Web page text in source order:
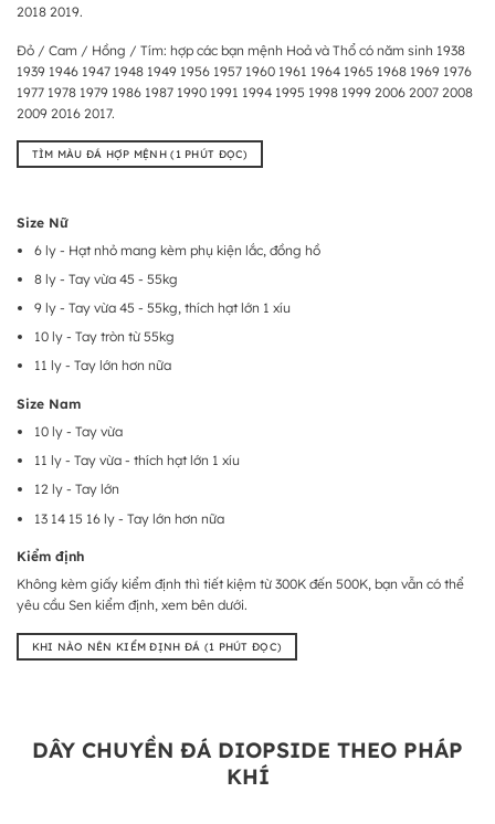
2018 2019.
Đỏ / Cam / Hồng / Tím: hợp các bạn mệnh Hoả và Thổ có năm sinh 1938
1939 1946 1947 1948 1949 1956 1957 1960 1961 1964 1965 1968 1969 1976
1977 1978 1979 1986 1987 1990 1991 1994 1995 1998 1999 2006 2007 2008
2009 2016 2017.
TÌM MÀU ĐÁ HỢP MỆNH (1 PHÚT ĐỌC)
Size Nữ
6 ly - Hạt nhỏ mang kèm phụ kiện lắc, đồng hồ
8 ly - Tay vừa 45 - 55kg
9 ly - Tay vừa 45 - 55kg, thích hạt lớn 1 xíu
10 ly - Tay tròn từ 55kg
11 ly - Tay lớn hơn nữa
Size Nam
10 ly - Tay vừa
11 ly - Tay vừa - thích hạt lớn 1 xíu
12 ly - Tay lớn
13 14 15 16 ly - Tay lớn hơn nữa
Kiểm định
Không kèm giấy kiểm định thì tiết kiệm từ 300K đến 500K, bạn vẫn có thể
yêu cầu Sen kiểm định, xem bên dưới.
KHI NÀO NÊN KIỂM ĐỊNH ĐÁ (1 PHÚT ĐỌC)
DÂY CHUYỀN ĐÁ DIOPSIDE THEO PHÁP
KHÍ